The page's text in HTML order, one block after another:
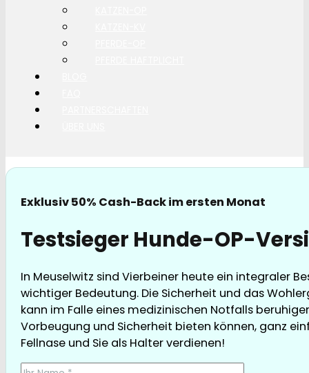
Exklusiv 50% Cash-Back im ersten Monat
Testsieger Hunde-OP-
In Meuselwitz sind Vierbeiner heute ein integraler
wichtiger Bedeutung. Die Sicherheit und das
kann im Falle eines medizinischen Notfalls
Vorbeugung und Sicherheit bieten können, ganz
Fellnase und Sie als Halter verdienen!